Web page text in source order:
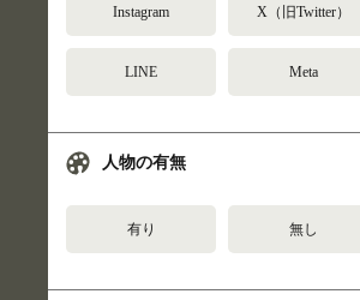
Instagram X（旧Twitter）
LINE Meta
人物の有無
有り 無し